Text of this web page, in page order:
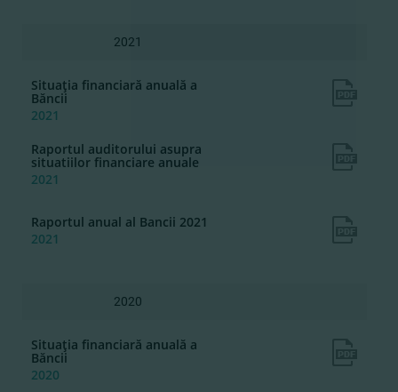
2021
Situaţia financiară anuală a
Băncii
2021
Raportul auditorului asupra
situatiilor financiare anuale
2021
Raportul anual al Bancii 2021
2021
2020
Situaţia financiară anuală a
Băncii
2020